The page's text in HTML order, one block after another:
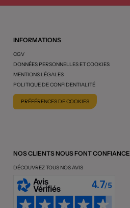
INFORMATIONS
CGV
DONNÉES PERSONNELLES ET COOKIES
MENTIONS LÉGALES
POLITIQUE DE CONFIDENTIALITÉ
PRÉFÉRENCES DE COOKIES
NOS CLIENTS NOUS FONT CONFIANCE
DÉCOUVREZ TOUS NOS AVIS